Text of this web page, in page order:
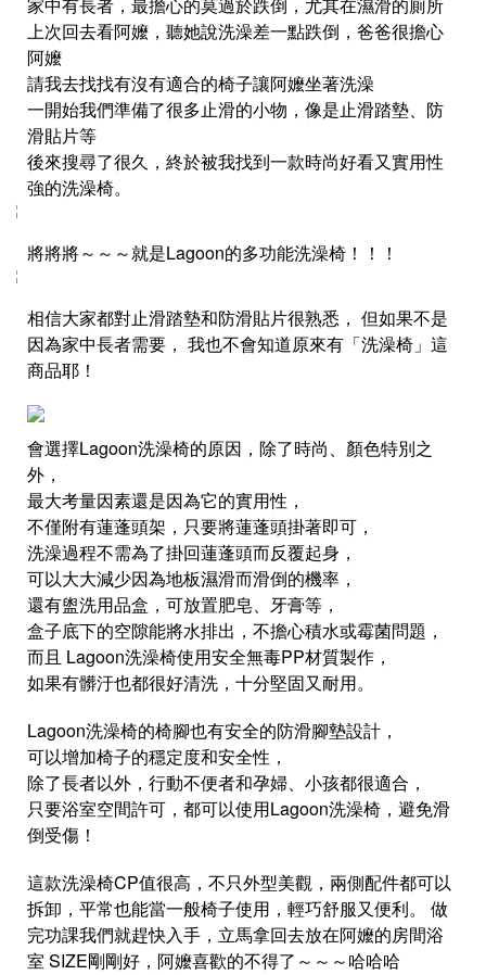
上次回去看阿嬤，聽她說洗澡差一點跌倒，爸爸很擔心
阿嬤
請我去找找有沒有適合的椅子讓阿嬤坐著洗澡
一開始我們準備了很多止滑的小物，像是止滑踏墊、防
滑貼片等
後來搜尋了很久，終於被我找到一款時尚好看又實用性
強的洗澡椅。
將將將～～～就是Lagoon的多功能洗澡椅！！！
相信大家都對止滑踏墊和防滑貼片很熟悉， 但如果不是
因為家中長者需要， 我也不會知道原來有「洗澡椅」這
商品耶！
會選擇Lagoon洗澡椅的原因，除了時尚、顏色特別之
外，
最大考量因素還是因為它的實用性，
不僅附有蓮蓬頭架，只要將蓮蓬頭掛著即可，
洗澡過程不需為了掛回蓮蓬頭而反覆起身，
可以大大減少因為地板濕滑而滑倒的機率，
還有盥洗用品盒，可放置肥皂、牙膏等，
盒子底下的空隙能將水排出，不擔心積水或霉菌問題，
而且 Lagoon洗澡椅使用安全無毒PP材質製作，
如果有髒汙也都很好清洗，十分堅固又耐用。
Lagoon洗澡椅的椅腳也有安全的防滑腳墊設計，
可以增加椅子的穩定度和安全性，
除了長者以外，行動不便者和孕婦、小孩都很適合，
只要浴室空間許可，都可以使用Lagoon洗澡椅，避免滑
倒受傷！
這款洗澡椅CP值很高，不只外型美觀，兩側配件都可以
拆卸，平常也能當一般椅子使用，輕巧舒服又便利。 做
完功課我們就趕快入手，立馬拿回去放在阿嬤的房間浴
室 SIZE剛剛好，阿嬤喜歡的不得了～～～哈哈哈